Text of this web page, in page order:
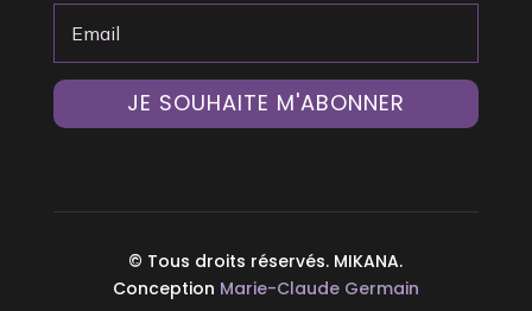
JE SOUHAITE M'ABONNER
© Tous droits réservés. MIKANA.
Conception Marie-Claude Germain